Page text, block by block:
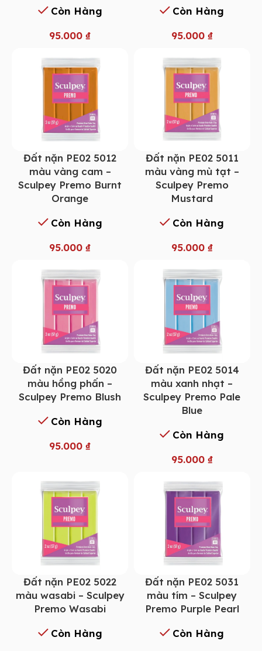
Còn Hàng
95.000 ₫
Còn Hàng
95.000 ₫
Đất nặn PE02 5012
màu vàng cam –
Sculpey Premo Burnt
Orange
Còn Hàng
95.000 ₫
Đất nặn PE02 5011
màu vàng mù tạt –
Sculpey Premo
Mustard
Còn Hàng
95.000 ₫
Đất nặn PE02 5020
màu hồng phấn –
Sculpey Premo Blush
Còn Hàng
95.000 ₫
Đất nặn PE02 5014
màu xanh nhạt –
Sculpey Premo Pale
Blue
Còn Hàng
95.000 ₫
Đất nặn PE02 5022
màu wasabi – Sculpey
Premo Wasabi
Còn Hàng
Đất nặn PE02 5031
màu tím – Sculpey
Premo Purple Pearl
Còn Hàng